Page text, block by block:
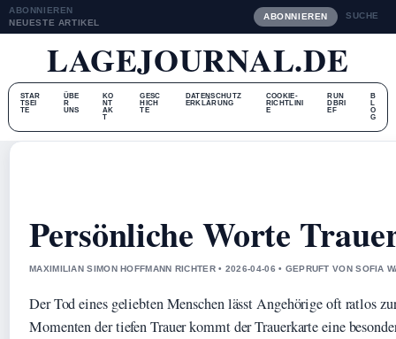
ABONNIEREN
NEUESTE ARTIKEL
ABONNIEREN SUCHE
LAGEJOURNAL.DE
STAR
TSEI
TE
ÜBE
R
UNS
KO
NT
AK
T
GESC
HICH
TE
DATENSCHUTZ
ERKLÄRUNG
COOKIE-
RICHTLINI
E
RUN
DBRI
EF
B
L
O
G
Persönliche Worte
MAXIMILIAN SIMON HOFFMANN RICHTER • 2026-04-06 • GEPRUFT VON SOFIA
Der Tod eines geliebten Menschen lässt Angehörige oft ratlos
Momenten der tiefen Trauer kommt der Trauerkarte eine